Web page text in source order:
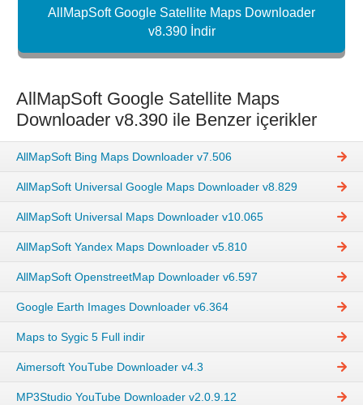
AllMapSoft Google Satellite Maps Downloader
v8.390 İndir
AllMapSoft Google Satellite Maps
Downloader v8.390 ile Benzer içerikler
AllMapSoft Bing Maps Downloader v7.506
AllMapSoft Universal Google Maps Downloader v8.829
AllMapSoft Universal Maps Downloader v10.065
AllMapSoft Yandex Maps Downloader v5.810
AllMapSoft OpenstreetMap Downloader v6.597
Google Earth Images Downloader v6.364
Maps to Sygic 5 Full indir
Aimersoft YouTube Downloader v4.3
MP3Studio YouTube Downloader v2.0.9.12